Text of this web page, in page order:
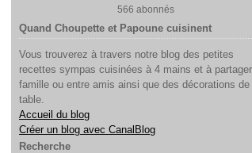
566 abonnés
Quand Choupette et Papoune cuisinent
Vous trouverez à travers notre blog des petites
recettes sympas cuisinées à 4 mains et à
famille ou entre amis ainsi que des décorations de
table.
Accueil du blog
Créer un blog avec CanalBlog
Recherche